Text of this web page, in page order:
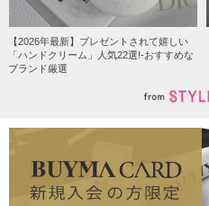
【2026年最新】プレゼントされて嬉しい
「ハンドクリーム」人気22選!-おすすめな
ブランド厳選